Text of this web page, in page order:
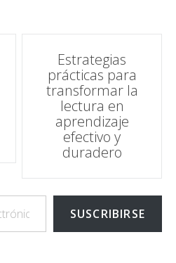
Estrategias
prácticas para
transformar la
lectura en
aprendizaje
efectivo y
duradero
SUSCRIBIRSE